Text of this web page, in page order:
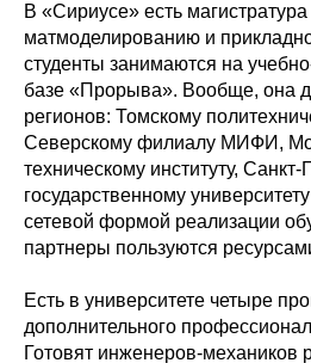
В «Сириусе» есть
матмоделированию и
студенты занимаются на
базе «Прорыва». Вообще, она
регионов: Томскому
Северскому филиалу МИФИ,
техническому институту, Санкт-
государственному
сетевой формой реализации
партнеры пользуются
Есть в университете четыре
дополнительного
Готовят инженеров-механиков